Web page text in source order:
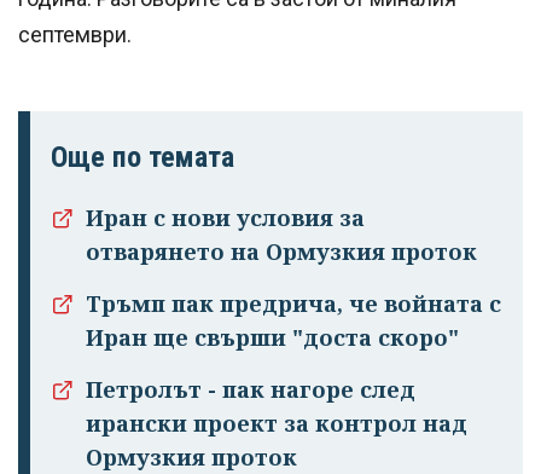
Успешно
излязохте от
профила си!
септември.
Още по темата
Иран с нови условия за
отварянето на Ормузкия проток
Тръмп пак предрича, че войната с
Иран ще свърши "доста скоро"
Петролът - пак нагоре след
ирански проект за контрол над
Ормузкия проток